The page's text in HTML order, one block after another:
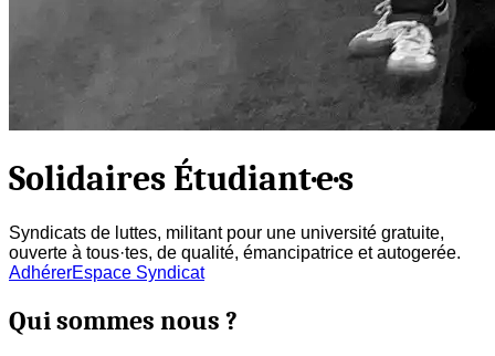
Solidaires Étudiant·e·s
Syndicats de luttes, militant pour une université gratuite,
ouverte à tous·tes, de qualité, émancipatrice et autogerée.
AdhérerEspace Syndicat
Qui sommes nous ?